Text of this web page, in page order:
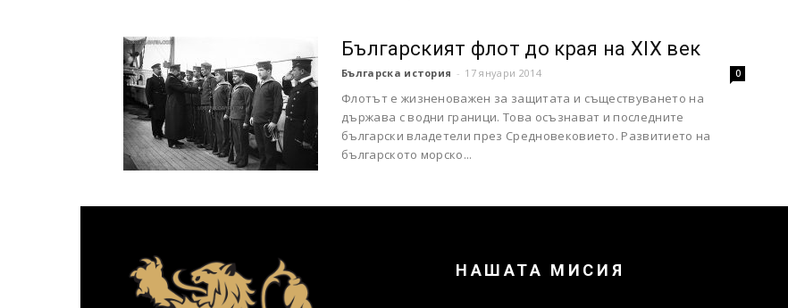
Българският флот до края на XIX век
Българска история - 17 януари 2014 0
Флотът е жизненоважен за защитата и съществуването на
държава с водни граници. Това осъзнават и последните
български владетели през Средновековието. Развитието на
българското морско...
НАШАТА МИСИЯ